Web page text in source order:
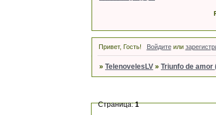
Привет, Гость! Войдитеили
»TelenovelesLV »Triunfo de amor
Страница:1